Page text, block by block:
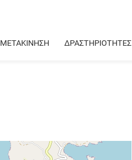
ΜΕΤΑΚΙΝΗΣΗ ΔΡΑΣΤΗΡΙΟΤΗΤΕΣ